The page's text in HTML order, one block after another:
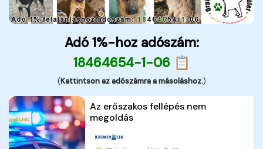
Adó 1%-hoz adószám:
18464654-1-06 📋
(Kattintson az adószámra a másoláshoz.)
Az erőszakos fellépés nem
megoldás